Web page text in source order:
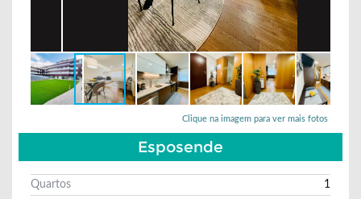
Clique na imagem para ver mais fotos
Esposende
Quartos
1